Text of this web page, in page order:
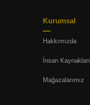
Kurumsal
Hakkımızda
İnsan Kaynakları
Mağazalarımız